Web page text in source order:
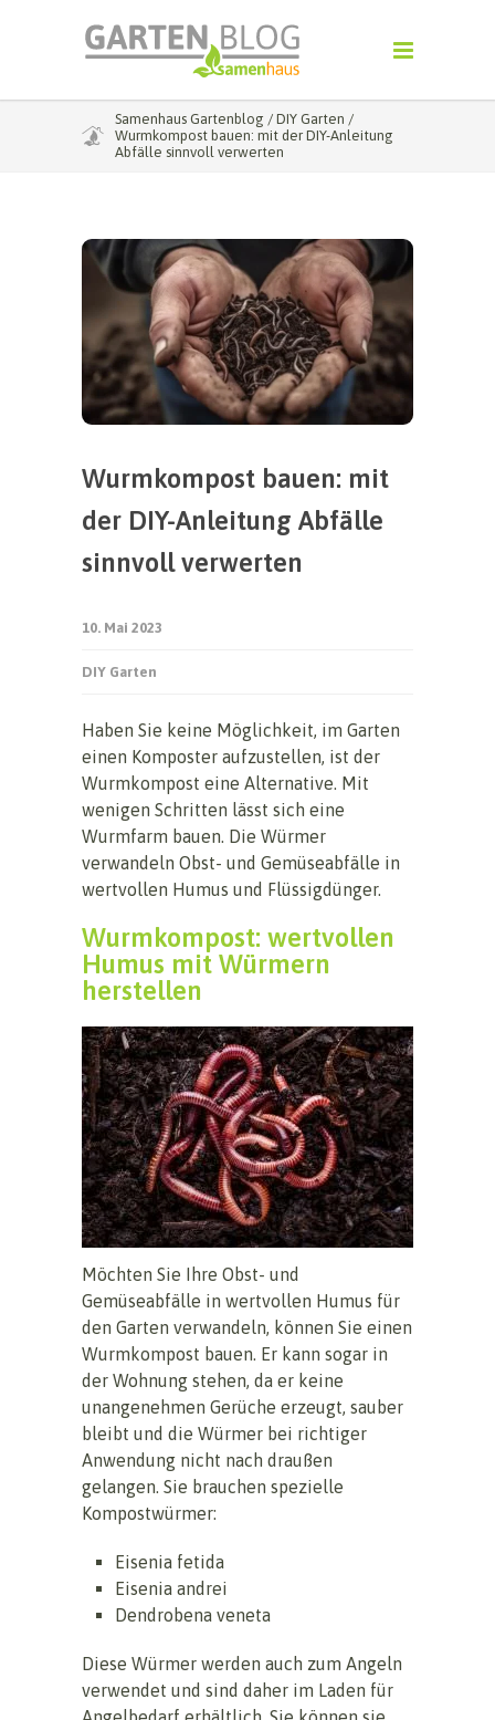
Samenhaus Gartenblog / DIY Garten /
Wurmkompost bauen: mit der DIY-Anleitung
Abfälle sinnvoll verwerten
Wurmkompost bauen: mit
der DIY-Anleitung Abfälle
sinnvoll verwerten
10. Mai 2023
DIY Garten
Haben Sie keine Möglichkeit, im Garten
einen Komposter aufzustellen, ist der
Wurmkompost eine Alternative. Mit
wenigen Schritten lässt sich eine
Wurmfarm bauen. Die Würmer
verwandeln Obst- und Gemüseabfälle in
wertvollen Humus und Flüssigdünger.
Wurmkompost: wertvollen
Humus mit Würmern
herstellen
Möchten Sie Ihre Obst- und
Gemüseabfälle in wertvollen Humus für
den Garten verwandeln, können Sie einen
Wurmkompost bauen. Er kann sogar in
der Wohnung stehen, da er keine
unangenehmen Gerüche erzeugt, sauber
bleibt und die Würmer bei richtiger
Anwendung nicht nach draußen
gelangen. Sie brauchen spezielle
Kompostwürmer:
Eisenia fetida
Eisenia andrei
Dendrobena veneta
Diese Würmer werden auch zum Angeln
verwendet und sind daher im Laden für